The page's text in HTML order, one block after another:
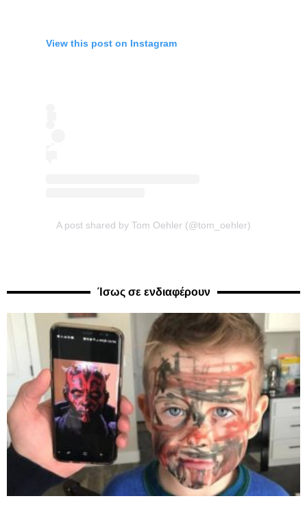
View this post on Instagram
A post shared by Tom Oehler (@tom_oehler)
Ίσως σε ενδιαφέρουν